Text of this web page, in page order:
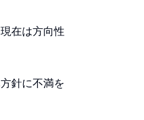
在は方向性
針に不満を